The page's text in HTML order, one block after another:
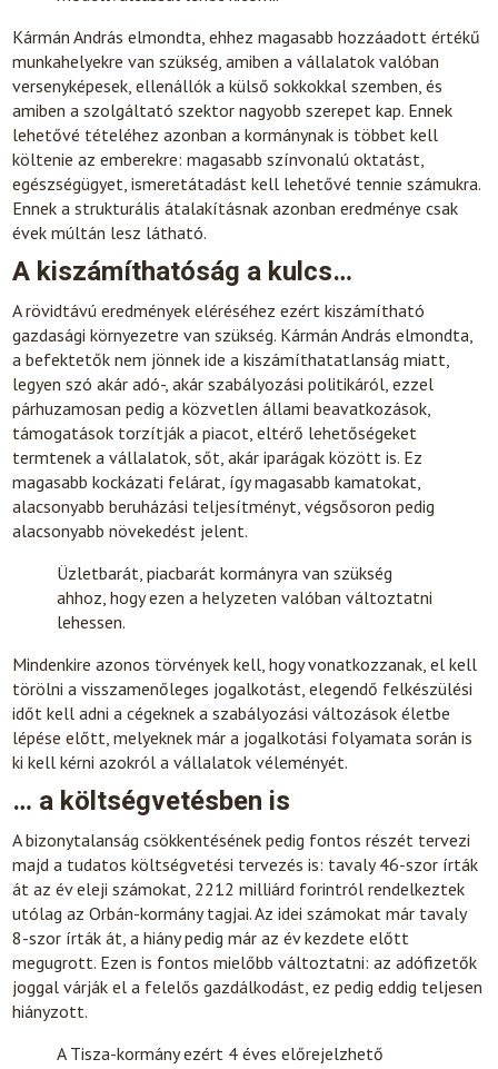
Kármán András elmondta, ehhez magasabb hozzáadott értékű
munkahelyekre van szükség, amiben a vállalatok valóban
versenyképesek, ellenállók a külső sokkokkal szemben, és
amiben a szolgáltató szektor nagyobb szerepet kap. Ennek
lehetővé tételéhez azonban a kormánynak is többet kell
költenie az emberekre: magasabb színvonalú oktatást,
egészségügyet, ismeretátadást kell lehetővé tennie számukra.
Ennek a strukturális átalakításnak azonban eredménye csak
évek múltán lesz látható.
A kiszámíthatóság a kulcs…
A rövidtávú eredmények eléréséhez ezért kiszámítható
gazdasági környezetre van szükség. Kármán András elmondta,
a befektetők nem jönnek ide a kiszámíthatatlanság miatt,
legyen szó akár adó-, akár szabályozási politikáról, ezzel
párhuzamosan pedig a közvetlen állami beavatkozások,
támogatások torzítják a piacot, eltérő lehetőségeket
termtenek a vállalatok, sőt, akár iparágak között is. Ez
magasabb kockázati felárat, így magasabb kamatokat,
alacsonyabb beruházási teljesítményt, végsősoron pedig
alacsonyabb növekedést jelent.
Üzletbarát, piacbarát kormányra van szükség
ahhoz, hogy ezen a helyzeten valóban változtatni
lehessen.
Mindenkire azonos törvények kell, hogy vonatkozzanak, el kell
törölni a visszamenőleges jogalkotást, elegendő felkészülési
időt kell adni a cégeknek a szabályozási változások életbe
lépése előtt, melyeknek már a jogalkotási folyamata során is
ki kell kérni azokról a vállalatok véleményét.
… a költségvetésben is
A bizonytalanság csökkentésének pedig fontos részét tervezi
majd a tudatos költségvetési tervezés is: tavaly 46-szor írták
át az év eleji számokat, 2212 milliárd forintról rendelkeztek
utólag az Orbán-kormány tagjai. Az idei számokat már tavaly
8-szor írták át, a hiány pedig már az év kezdete előtt
megugrott. Ezen is fontos mielőbb változtatni: az adófizetők
joggal várják el a felelős gazdálkodást, ez pedig eddig teljesen
hiányzott.
A Tisza-kormány ezért 4 éves előrejelzhető